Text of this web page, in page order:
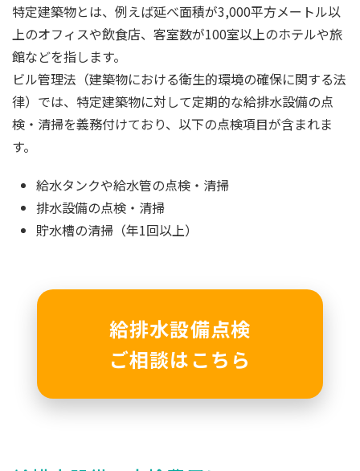
特定建築物とは、例えば延べ面積が3,000平方メートル以
上のオフィスや飲食店、客室数が100室以上のホテルや旅
館などを指します。
ビル管理法（建築物における衛生的環境の確保に関する法
律）では、特定建築物に対して定期的な給排水設備の点
検・清掃を義務付けており、以下の点検項目が含まれま
す。
給水タンクや給水管の点検・清掃
排水設備の点検・清掃
貯水槽の清掃（年1回以上）
給排水設備点検
ご相談はこちら